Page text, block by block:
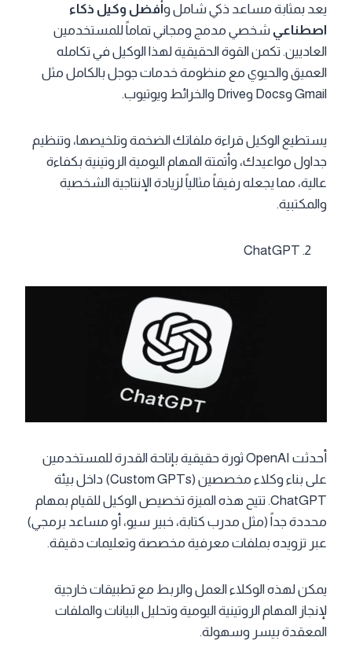
يعد بمثابة مساعد ذكي شامل وأفضل وكيل ذكاء
اصطناعي شخصي مدمج ومجاني تماماً للمستخدمين
العاديين. تكمن القوة الحقيقية لهذا الوكيل في تكامله
العميق والحيوي مع منظومة خدمات جوجل بالكامل مثل
Gmail وDocs وDrive والخرائط ويوتيوب.
يستطيع الوكيل قراءة ملفاتك الضخمة وتلخيصها، وتنظيم
جداول مواعيدك، وأتمتة المهام اليومية الروتينية بكفاءة
عالية، مما يجعله رفيقاً مثالياً لزيادة الإنتاجية الشخصية
والمكتبية.
ChatGPT
أحدثت OpenAI ثورة حقيقية بإتاحة القدرة للمستخدمين
على بناء وكلاء مخصصين (Custom GPTs) داخل بيئة
ChatGPT. تتيح هذه الميزة تخصيص الوكيل للقيام بمهام
محددة جداً (مثل مدرب كتابة، خبير سيو، أو مساعد برمجي)
عبر تزويده بملفات معرفية مخصصة وتعليمات دقيقة.
يمكن لهذه الوكلاء العمل والربط مع تطبيقات خارجية
لإنجاز المهام الروتينية اليومية وتحليل البيانات والملفات
المعقدة بيسر وسهولة.